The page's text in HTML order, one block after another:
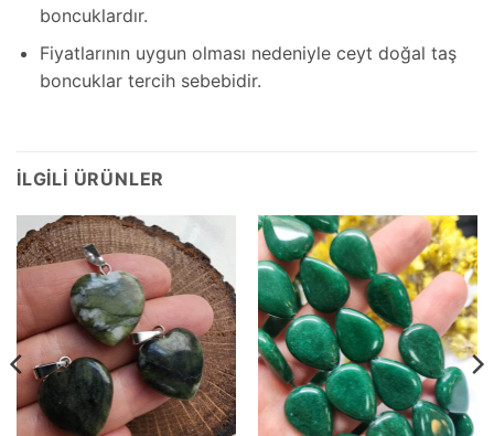
boncuklardır.
Fiyatlarının uygun olması nedeniyle ceyt doğal taş
boncuklar tercih sebebidir.
İLGILI ÜRÜNLER